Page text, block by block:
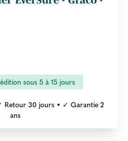
sous 5 à 15 jours
Retour 30 jours • ✓ Garantie 2
ans